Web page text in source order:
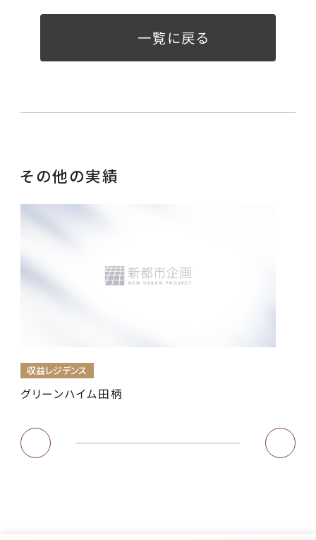
一覧に戻る
その他の実績
収益レジデンス
グリーンハイム田柄